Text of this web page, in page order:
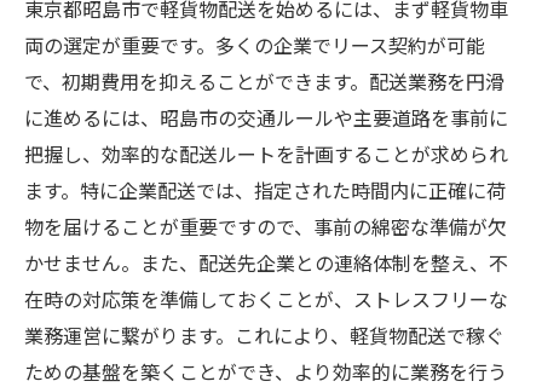
東京都昭島市で軽貨物配送を始めるには、まず軽貨物車
両の選定が重要です。多くの企業でリース契約が可能
で、初期費用を抑えることができます。配送業務を円滑
に進めるには、昭島市の交通ルールや主要道路を事前に
把握し、効率的な配送ルートを計画することが求められ
ます。特に企業配送では、指定された時間内に正確に荷
物を届けることが重要ですので、事前の綿密な準備が欠
かせません。また、配送先企業との連絡体制を整え、不
在時の対応策を準備しておくことが、ストレスフリーな
業務運営に繋がります。これにより、軽貨物配送で稼ぐ
ための基盤を築くことができ、より効率的に業務を行う